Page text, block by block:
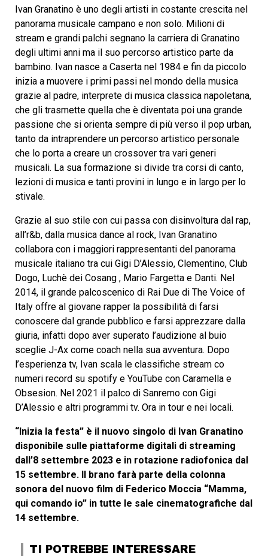
Ivan Granatino è uno degli artisti in costante crescita nel
panorama musicale campano e non solo. Milioni di
stream e grandi palchi segnano la carriera di Granatino
degli ultimi anni ma il suo percorso artistico parte da
bambino. Ivan nasce a Caserta nel 1984 e fin da piccolo
inizia a muovere i primi passi nel mondo della musica
grazie al padre, interprete di musica classica napoletana,
che gli trasmette quella che è diventata poi una grande
passione che si orienta sempre di più verso il pop urban,
tanto da intraprendere un percorso artistico personale
che lo porta a creare un crossover tra vari generi
musicali. La sua formazione si divide tra corsi di canto,
lezioni di musica e tanti provini in lungo e in largo per lo
stivale.
Grazie al suo stile con cui passa con disinvoltura dal rap,
all’r&b, dalla musica dance al rock, Ivan Granatino
collabora con i maggiori rappresentanti del panorama
musicale italiano tra cui Gigi D’Alessio, Clementino, Club
Dogo, Luchè dei Cosang , Mario Fargetta e Danti. Nel
2014, il grande palcoscenico di Rai Due di The Voice of
Italy offre al giovane rapper la possibilità di farsi
conoscere dal grande pubblico e farsi apprezzare dalla
giuria, infatti dopo aver superato l’audizione al buio
sceglie J-Ax come coach nella sua avventura. Dopo
l’esperienza tv, Ivan scala le classifiche stream co
numeri record su spotify e YouTube con Caramella e
Obsesion. Nel 2021 il palco di Sanremo con Gigi
D’Alessio e altri programmi tv. Ora in tour e nei locali.
“Inizia la festa” è il nuovo singolo di Ivan Granatino
disponibile sulle piattaforme digitali di streaming
dall’8 settembre 2023 e in rotazione radiofonica dal
15 settembre. Il brano farà parte della colonna
sonora del nuovo film di Federico Moccia “Mamma,
qui comando io” in tutte le sale cinematografiche dal
14 settembre.
TI POTREBBE INTERESSARE